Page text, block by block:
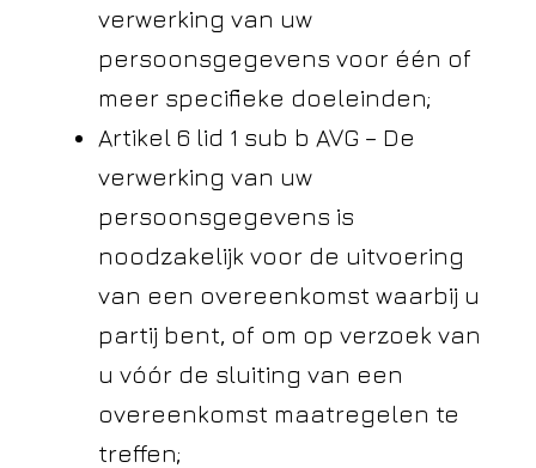
verwerking van uw
persoonsgegevens voor één of
meer specifieke doeleinden;
Artikel 6 lid 1 sub b AVG – De
verwerking van uw
persoonsgegevens is
noodzakelijk voor de uitvoering
van een overeenkomst waarbij u
partij bent, of om op verzoek van
u vóór de sluiting van een
overeenkomst maatregelen te
treffen;